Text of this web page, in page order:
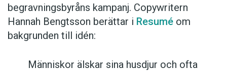
begravningsbyråns kampanj. Copywritern
Hannah Bengtsson berättar i Resumé om
bakgrunden till idén:
Människor älskar sina husdjur och ofta